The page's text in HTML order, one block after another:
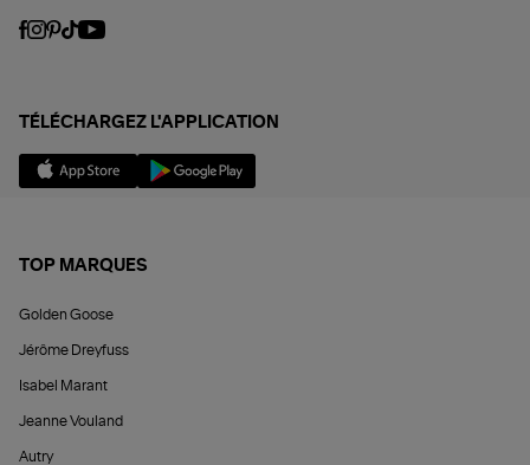
TÉLÉCHARGEZ L'APPLICATION
TOP MARQUES
Golden Goose
Jérôme Dreyfuss
Isabel Marant
Jeanne Vouland
Autry